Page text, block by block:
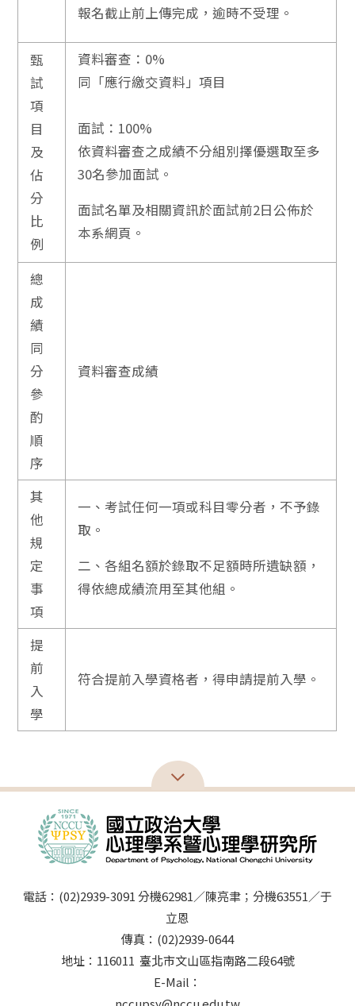
報名截止前上傳完成，逾時不受理。
甄
試
項
目
及
佔
分
比
例
資料審查：0%
同「應行繳交資料」項目
面試：100%
依資料審查之成績不分組別擇優選取至多
30名參加面試。
面試名單及相關資訊於面試前2日公佈於
本系網頁。
總
成
績
同
分
參
酌
順
序
資料審查成績
其
他
規
定
事
項
一、考試任何一項或科目零分者，不予錄
取。
二、各組名額於錄取不足額時所遺缺額，
得依總成績流用至其他組。
提
前
入
學
符合提前入學資格者，得申請提前入學。
電話：(02)2939-3091 分機62981／陳亮聿；分機63551／于
立恩
傳真：(02)2939-0644
地址：116011 臺北市文山區指南路二段64號
E-Mail：